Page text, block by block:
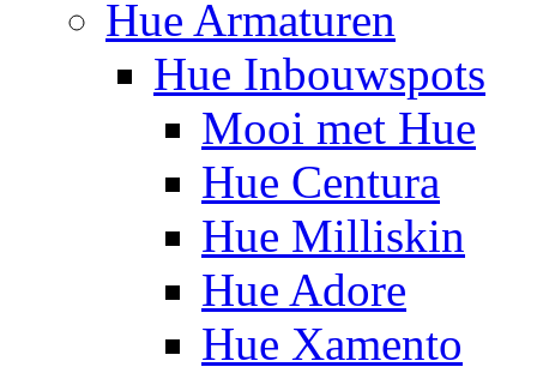
Hue Armaturen
Hue Inbouwspots
Mooi met Hue
Hue Centura
Hue Milliskin
Hue Adore
Hue Xamento